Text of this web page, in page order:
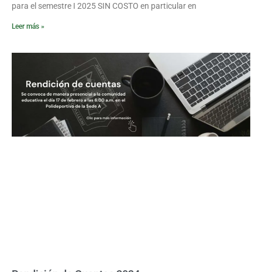
para el semestre I 2025 SIN COSTO en particular en
Leer más »